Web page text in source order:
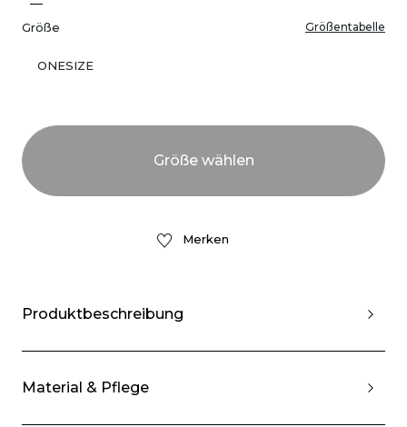
Größe Größentabelle
ONESIZE
Merken
Produktbeschreibung
Material & Pflege